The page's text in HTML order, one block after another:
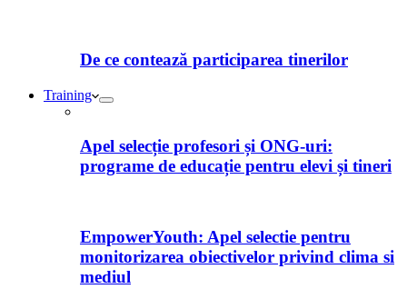
De ce contează participarea tinerilor
Training
Apel selecție profesori și ONG-uri:
programe de educație pentru elevi și tineri
EmpowerYouth: Apel selectie pentru
monitorizarea obiectivelor privind clima si
mediul